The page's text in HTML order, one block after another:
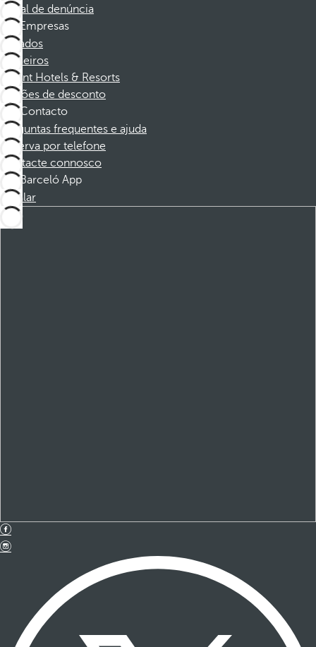
Canal de denúncia
Empresas
Afiliados
Parceiros
Dorint Hotels & Resorts
Cupões de desconto
Contacto
Perguntas frequentes e ajuda
Reserva por telefone
Contacte connosco
Barceló App
Instalar